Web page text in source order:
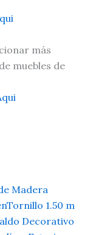
más
muebles de